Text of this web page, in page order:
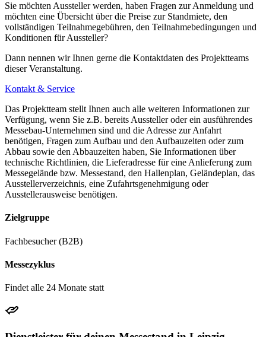
Sie möchten Aussteller werden, haben Fragen zur Anmeldung und
möchten eine Übersicht über die Preise zur Standmiete, den
vollständigen Teilnahmegebühren, den Teilnahmebedingungen und
Konditionen für Aussteller?
Dann nennen wir Ihnen gerne die Kontaktdaten des Projektteams
dieser Veranstaltung.
Kontakt & Service
Das Projektteam stellt Ihnen auch alle weiteren Informationen zur
Verfügung, wenn Sie z.B. bereits Aussteller oder ein ausführendes
Messebau-Unternehmen sind und die Adresse zur Anfahrt
benötigen, Fragen zum Aufbau und den Aufbauzeiten oder zum
Abbau sowie den Abbauzeiten haben, Sie Informationen über
technische Richtlinien, die Lieferadresse für eine Anlieferung zum
Messegelände bzw. Messestand, den Hallenplan, Geländeplan, das
Ausstellerverzeichnis, eine Zufahrtsgenehmigung oder
Ausstellerausweise benötigen.
Zielgruppe
Fachbesucher (B2B)
Messezyklus
Findet alle 24 Monate statt